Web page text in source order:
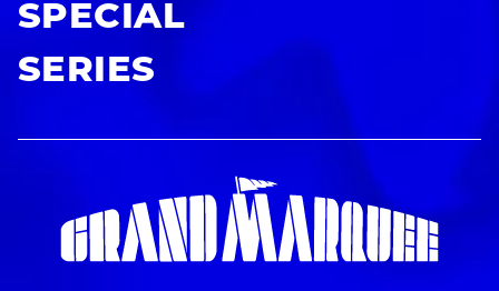
SPECIAL
SERIES